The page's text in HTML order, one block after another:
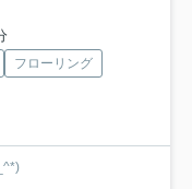
フローリング